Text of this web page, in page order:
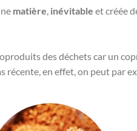
matière inévitable et créée
des déchets car un
récente, en effet, on peut par